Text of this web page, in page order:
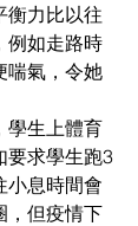
衡力比以往
例如走路時
喘氣，令她
學生上體育
要求學生跑3
小息時間會
，但疫情下